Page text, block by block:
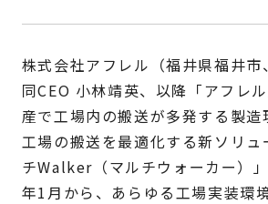
株式会社アフレル（福井県福井
同CEO 小林靖英、以降「アフレ
産で工場内の搬送が多発する製造
工場の搬送を最適化する新ソリュ
チWalker（マルチウォーカー）
年1月から、あらゆる工場実装環